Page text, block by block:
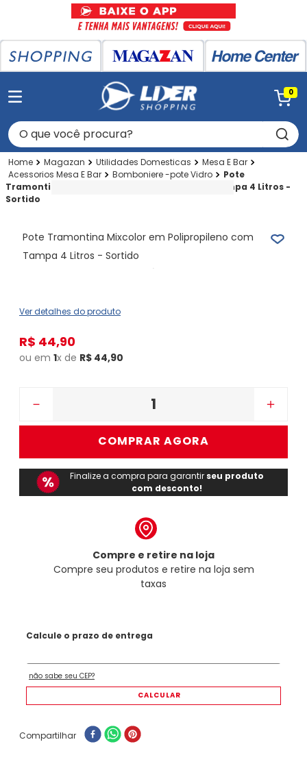
0
O que você procura?
Magazan Utilidades Domesticas
Mesa E Bar
Acessorios Mesa E Bar
Bomboniere -pote Vidro
Pote
Tramontina Mixcolor em Polipropileno com Tampa 4 Litros -
Sortido
Pote Tramontina Mixcolor em Polipropileno com
Tampa 4 Litros - Sortido
Ver detalhes do produto
R$ 44,90
ou em 1x de R$ 44,90
＋
－
COMPRAR AGORA
Finalize a compra para garantir seu produto
com desconto!
Compre e retire na loja
Compre seu produtos e retire na loja sem
taxas
Compartilhar